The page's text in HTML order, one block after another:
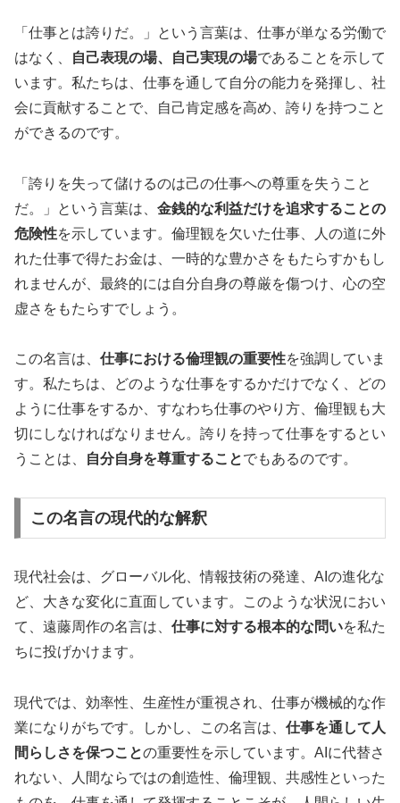
「仕事とは誇りだ。」という言葉は、仕事が単なる労働で
はなく、
自己表現の場、自己実現の場であることを示して
います。私たちは、仕事を通して自分の能力を発揮し、社
会に貢献することで、自己肯定感を高め、誇りを持つこと
ができるのです。
「誇りを失って儲けるのは己の仕事への尊重を失うこと
だ。」という言葉は、 金銭的な利益だけを追求することの
危険性を示しています。倫理観を欠いた仕事、人の道に外
れた仕事で得たお金は、一時的な豊かさをもたらすかもし
れませんが、最終的には自分自身の尊厳を傷つけ、心の空
虚さをもたらすでしょう。
この名言は、 仕事における倫理観の重要性を強調していま
す。私たちは、どのような仕事をするかだけでなく、どの
ように仕事をするか、すなわち仕事のやり方、倫理観も大
切にしなければなりません。誇りを持って仕事をするとい
うことは、
自分自身を尊重することでもあるのです。
この名言の現代的な解釈
現代社会は、グローバル化、情報技術の発達、AIの進化な
ど、大きな変化に直面しています。このような状況におい
て、遠藤周作の名言は、 仕事に対する根本的な問いを私た
ちに投げかけます。
現代では、効率性、生産性が重視され、仕事が機械的な作
業になりがちです。しかし、この名言は、 仕事を通して人
間らしさを保つことの重要性を示しています。AIに代替さ
れない、人間ならではの創造性、倫理観、共感性といった